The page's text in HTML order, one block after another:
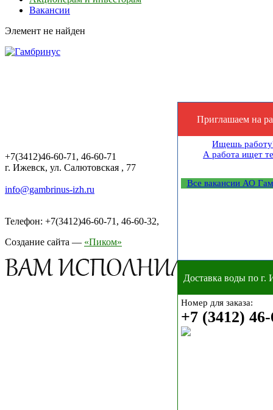
Вакансии
Элемент не найден
+7(3412)46-60-71, 46-60-71
г. Ижевск, ул. Салютовская , 77
info@gambrinus-izh.ru
Телефон: +7(3412)46-60-71, 46-60-32,
Создание сайта — «Пиком»
Приглашаем на
Ищешь
А работа ищет
Все вакансии АО
Доставка воды по г.
Номер для заказа:
+7 (3412)